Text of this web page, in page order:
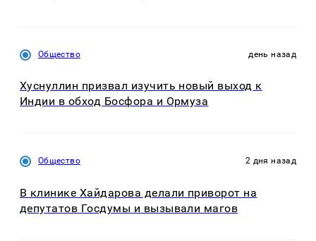
Общество день назад
Хуснуллин призвал изучить новый выход к
Индии в обход Босфора и Ормуза
Общество 2 дня назад
В клинике Хайдарова делали приворот на
депутатов Госдумы и вызывали магов